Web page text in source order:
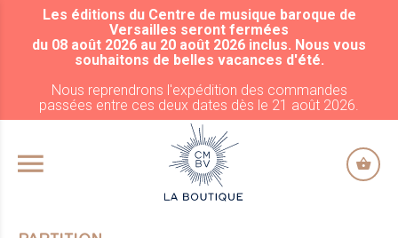
ALLER AU CONTENU PRINCIPAL
Les éditions du Centre de musique baroque de
Versailles seront fermées
du 08 août 2026 au 20 août 2026 inclus. Nous vous
souhaitons de belles vacances d'été.
Nous reprendrons l'expédition des commandes
passées entre ces deux dates dès le 21 août 2026.